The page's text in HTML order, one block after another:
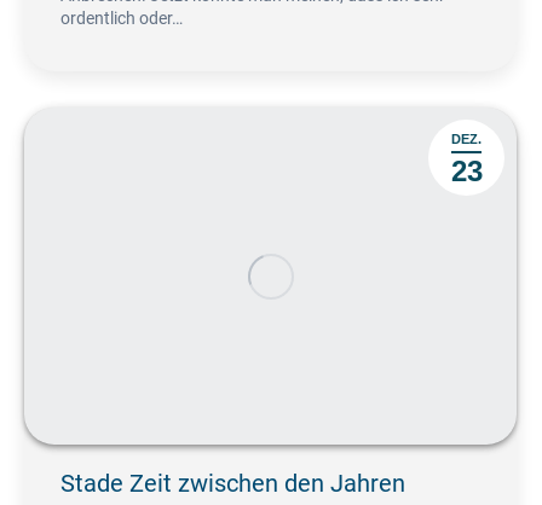
ordentlich oder…
DEZ.
23
Stade Zeit zwischen den Jahren